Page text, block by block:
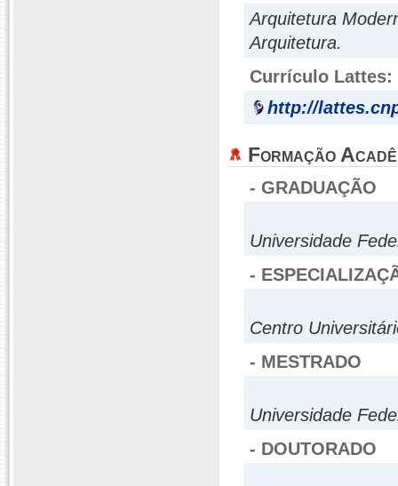
Arquitetura
Arquitetura.
Currículo Lattes:
http://
Formação
- GRADUAÇÃO
Universidade
-
Centro
- MESTRADO
Universidade
- DOUTORADO